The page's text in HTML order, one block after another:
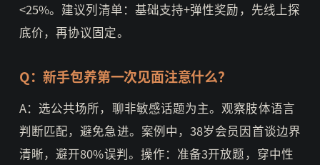
<25%。建议列清单：基础支持+弹性奖励，先线上探
底价，再协议固定。
Q：新手包养第一次见面注意什么？
A：选公共场所，聊非敏感话题为主。观察肢体语言
判断匹配，避免急进。案例中，38岁会员因首谈边界
清晰，避开80%误判。操作：准备3开放题，穿中性